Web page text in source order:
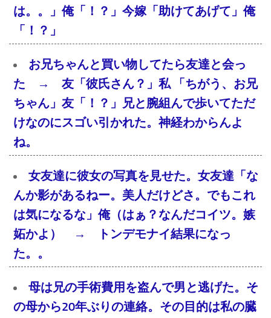
は。。」俺「！？」今嫁「助けてあげて」俺
「！？」
お兄ちゃんと買い物してたら友達と会っ
た → 友「彼氏さん？」私 「ちがう、お兄
ちゃん」友「！？」兄と腕組んで歩いてただ
けなのにスゴい引かれた。神経わからんよ
ね。
女友達に彼女の写真を見せた。女友達「な
んか影があるねー。美人だけどさ。でもこれ
は気になるな」俺（はぁ？なんだコイツ。嫉
妬かよ） → トンデモナイ結果になっ
た。。
母は兄の手術費用を盗んで男と逃げた。そ
の母から20年ぶりの連絡。その目的は私の臓